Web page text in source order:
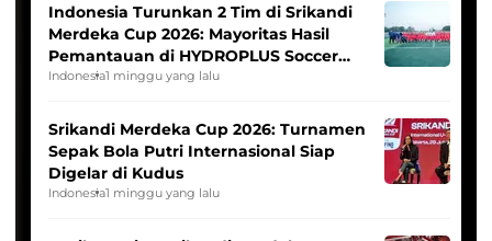
Indonesia Turunkan 2 Tim di Srikandi
Merdeka Cup 2026: Mayoritas Hasil
Pemantauan di HYDROPLUS Soccer
League
Indonesia1 minggu yang lalu
Srikandi Merdeka Cup 2026: Turnamen
Sepak Bola Putri Internasional Siap
Digelar di Kudus
Indonesia1 minggu yang lalu